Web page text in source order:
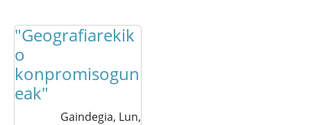
"Geografiarekik
o
konpromisogun
eak"
Gaindegia, Lun,